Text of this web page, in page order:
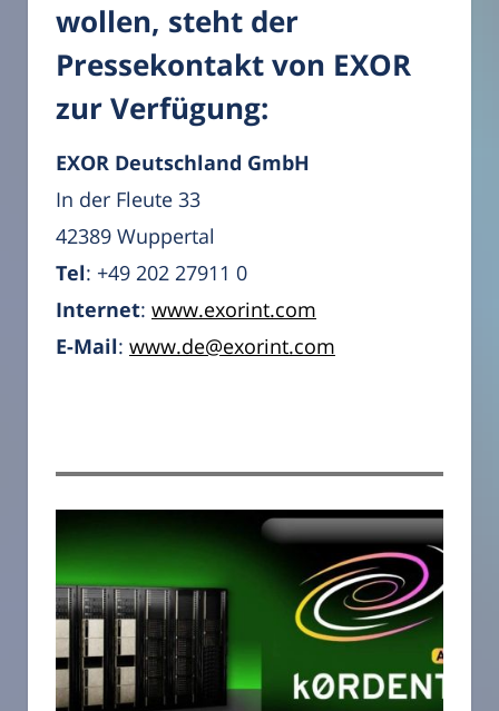
wollen, steht der
Pressekontakt von EXOR
zur Verfügung:
EXOR Deutschland GmbH
In der Fleute 33
42389 Wuppertal
Tel: +49 202 27911 0
Internet: www.exorint.com
E-Mail: www.de@exorint.com